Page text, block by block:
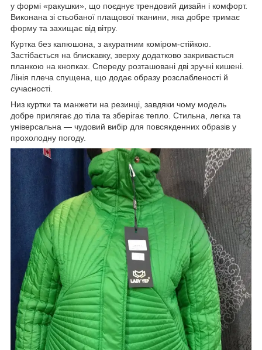
у формі «ракушки», що поєднує трендовий дизайн і комфорт.
Виконана зі стьобаної плащової тканини, яка добре тримає
форму та захищає від вітру.
Куртка без капюшона, з акуратним коміром-стійкою.
Застібається на блискавку, зверху додатково закривається
планкою на кнопках. Спереду розташовані дві зручні кишені.
Лінія плеча спущена, що додає образу розслабленості й
сучасності.
Низ куртки та манжети на резинці, завдяки чому модель
добре прилягає до тіла та зберігає тепло. Стильна, легка та
універсальна — чудовий вибір для повсякденних образів у
прохолодну погоду.